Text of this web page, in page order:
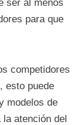
ser al menos
para que
competidores
esto puede
modelos de
atención del